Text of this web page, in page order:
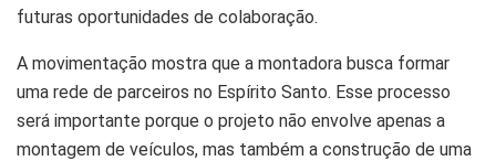
futuras oportunidades de colaboração.
A movimentação mostra que a montadora busca formar
uma rede de parceiros no Espírito Santo. Esse processo
será importante porque o projeto não envolve apenas a
montagem de veículos, mas também a construção de uma